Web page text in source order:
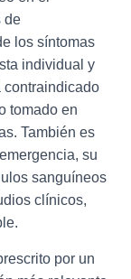
de
los síntomas
individual y
contraindicado
tomado en
También es
su
sanguíneos
clínicos,
por un